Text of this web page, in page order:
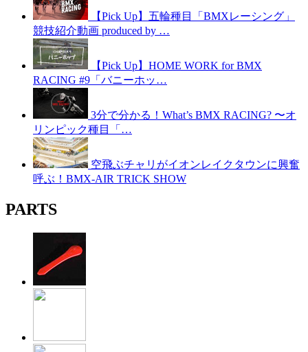
【Pick Up】五輪種目「BMXレーシング」
競技紹介動画 produced by …
【Pick Up】HOME WORK for BMX
RACING #9「バニーホッ…
3分で分かる！What’s BMX RACING? 〜オ
リンピック種目「…
空飛ぶチャリがイオンレイクタウンに興奮
呼ぶ！BMX-AIR TRICK SHOW
PARTS